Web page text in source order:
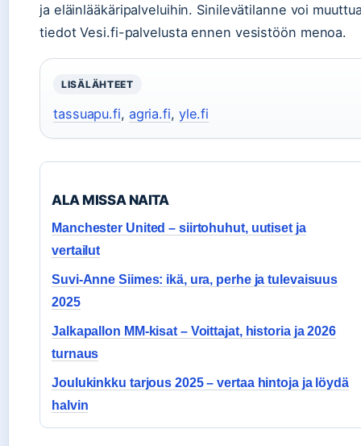
ja eläinlääkäripalveluihin. Sinilevätilanne voi
tiedot Vesi.fi-palvelusta ennen vesistöön menoa.
LISÄLÄHTEET
tassuapu.fi, agria.fi, yle.fi
ALA MISSA NAITA
Manchester United – siirtohuhut, uutiset ja
vertailut
Suvi-Anne Siimes: ikä, ura, perhe ja tulevaisuus
2025
Jalkapallon MM-kisat – Voittajat, historia ja 2026
turnaus
Joulukinkku tarjous 2025 – vertaa hintoja ja löydä
halvin